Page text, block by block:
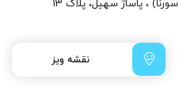
، پاساژ سهیل، پلاک 13
نقشه ویز